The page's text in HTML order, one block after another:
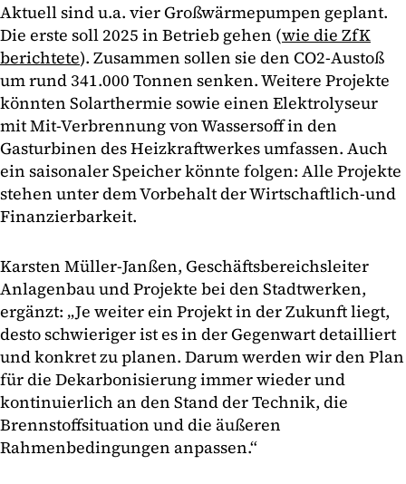
Aktuell sind u.a. vier Großwärmepumpen geplant.
Die erste soll 2025 in Betrieb gehen (wie die ZfK
berichtete). Zusammen sollen sie den CO2-Austoß
um rund 341.000 Tonnen senken. Weitere Projekte
könnten Solarthermie sowie einen Elektrolyseur
mit Mit-Verbrennung von Wassersoff in den
Gasturbinen des Heizkraftwerkes umfassen. Auch
ein saisonaler Speicher könnte folgen: Alle Projekte
stehen unter dem Vorbehalt der Wirtschaftlich-und
Finanzierbarkeit.
Karsten Müller-Janßen, Geschäftsbereichsleiter
Anlagenbau und Projekte bei den Stadtwerken,
ergänzt: „Je weiter ein Projekt in der Zukunft liegt,
desto schwieriger ist es in der Gegenwart detailliert
und konkret zu planen. Darum werden wir den Plan
für die Dekarbonisierung immer wieder und
kontinuierlich an den Stand der Technik, die
Brennstoffsituation und die äußeren
Rahmenbedingungen anpassen.“